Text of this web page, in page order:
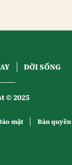
ĐỜI SỐNG
© 2025
mật Bản quyền